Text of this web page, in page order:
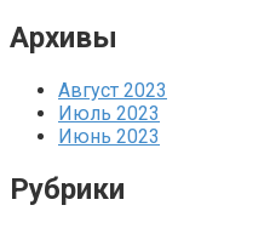
Архивы
Август 2023
Июль 2023
Июнь 2023
Рубрики